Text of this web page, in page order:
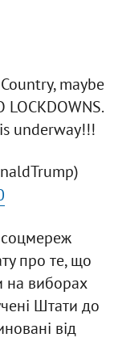
maybe
underway!!!
соцмереж
про те, що
на виборах
Штати до
від